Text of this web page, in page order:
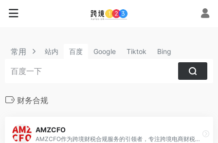
常用 站内 百度 Google Tiktok Bing
财务合规
AMZCFO
AMZCFO作为跨境财税合规服务的引领者，专注跨境电商财税服务的机构。公司提供跨境电商财税合规整体解决方案、税务规划、VAT、国内外财税服务、跨境财税课程培训等一系列业务。